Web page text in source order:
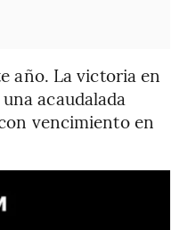
año. La victoria en
acaudalada
vencimiento en